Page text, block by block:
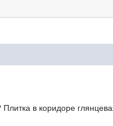
в коридоре